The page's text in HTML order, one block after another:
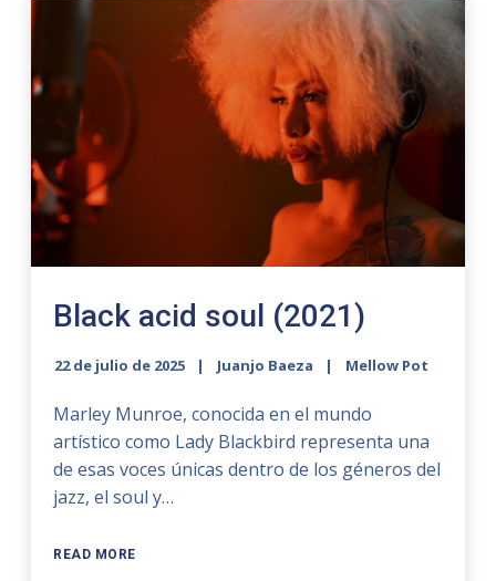
Black acid soul (2021)
22 de julio de 2025 Juanjo Baeza Mellow Pot
Marley Munroe, conocida en el mundo
artístico como Lady Blackbird representa una
de esas voces únicas dentro de los géneros del
jazz, el soul y…
READ MORE